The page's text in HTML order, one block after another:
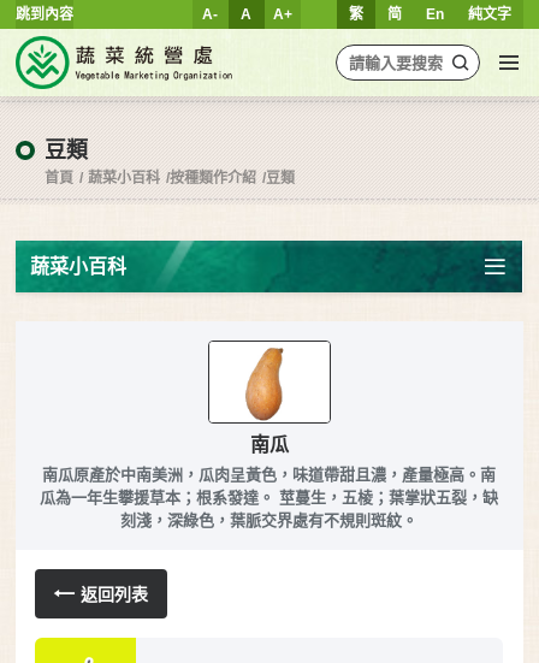
跳到內容 繁 简 En 純文字
A- A A+
豆類
首頁 蔬菜小百科 按種類作介紹 豆類
蔬菜小百科
南瓜
南瓜原產於中南美洲，瓜肉呈黃色，味道帶甜且濃，產量極高。南
瓜為一年生攀援草本；根系發達。 莖蔓生，五棱；葉掌狀五裂，缺
刻淺，深綠色，葉脈交界處有不規則斑紋。
返回列表